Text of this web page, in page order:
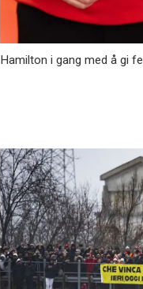
Hamilton i gang med å gi